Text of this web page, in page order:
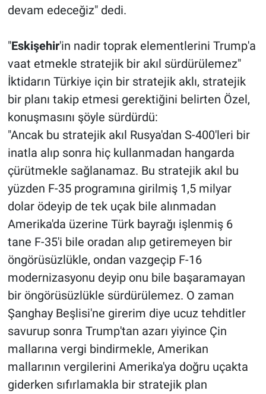
devam edeceğiz" dedi.
"Eskişehir'in nadir toprak elementlerini Trump'a
vaat etmekle stratejik bir akıl sürdürülemez"
İktidarın Türkiye için bir stratejik aklı, stratejik
bir planı takip etmesi gerektiğini belirten Özel,
konuşmasını şöyle sürdürdü:
"Ancak bu stratejik akıl Rusya'dan S-400'leri bir
inatla alıp sonra hiç kullanmadan hangarda
çürütmekle sağlanamaz. Bu stratejik akıl bu
yüzden F-35 programına girilmiş 1,5 milyar
dolar ödeyip de tek uçak bile alınmadan
Amerika'da üzerine Türk bayrağı işlenmiş 6
tane F-35'i bile oradan alıp getiremeyen bir
öngörüsüzlükle, ondan vazgeçip F-16
modernizasyonu deyip onu bile başaramayan
bir öngörüsüzlükle sürdürülemez. O zaman
Şanghay Beşlisi'ne girerim diye ucuz tehditler
savurup sonra Trump'tan azarı yiyince Çin
mallarına vergi bindirmekle, Amerikan
mallarının vergilerini Amerika'ya doğru uçakta
giderken sıfırlamakla bir stratejik plan